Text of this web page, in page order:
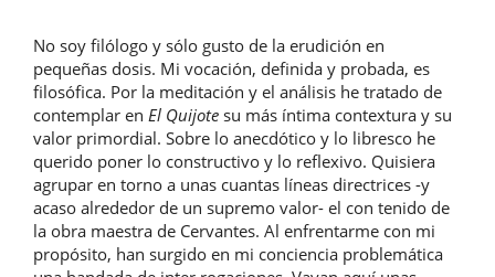
No soy filólogo y sólo gusto de la erudición en
pequeñas dosis. Mi vocación, definida y probada, es
filosófica. Por la meditación y el análisis he tratado de
contemplar en El Quijote su más íntima contextura y su
valor primordial. Sobre lo anecdótico y lo libresco he
querido poner lo constructivo y lo reflexivo. Quisiera
agrupar en torno a unas cuantas líneas directrices -y
acaso alrededor de un supremo valor- el con tenido de
la obra maestra de Cervantes. Al enfrentarme con mi
propósito, han surgido en mi conciencia problemática